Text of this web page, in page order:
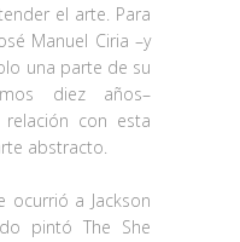
el arte. Para
Manuel Ciria –y
una parte de su
diez años–
relación con esta
abstracto.
ocurrió a Jackson
pintó The She